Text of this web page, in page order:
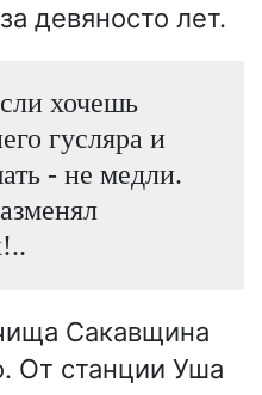
девяносто лет.
хочешь
гусляра и
- не медли.
Сакавщина
От станции Уша